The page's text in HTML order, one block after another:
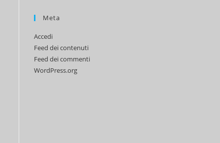
Meta
Accedi
Feed dei contenuti
Feed dei commenti
WordPress.org